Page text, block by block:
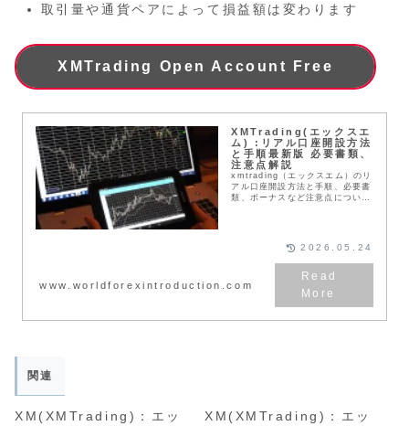
取引量や通貨ペアによって損益額は変わります
XMTrading Open Account Free
XMTrading(エックスエ
ム) :リアル口座開設方法
と手順最新版 必要書類、
注意点解説
xmtrading（エックスエム）のリ
アル口座開設方法と手順、必要書
類、ボーナスなど注意点について
広く必要があります。ちなみに口
座開設は初心者でも簡単に手続き
可能で、費用も発生しません。口
座開設と聞くと面倒に聞こえるか
もしれませんが、所要時間は、登
録フォームの入力に10分程度、
必要書類の認証に30分程度あれ
www.worldforexintroduction.com
2026.05.24
関連
XM(XMTrading)：エッ
XM(XMTrading)：エッ